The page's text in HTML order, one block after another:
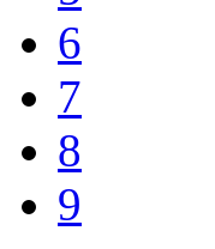
6
7
8
9